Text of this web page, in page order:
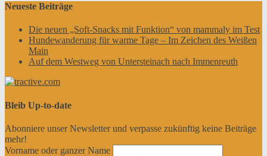
Neueste Beiträge
Die neuen „Soft-Snacks mit Funktion“ von mammaly im Test
Hundewanderung für warme Tage – Im Zeichen des Weißen
Main
Auf dem Westweg von Untersteinach nach Immenreuth
Bleib Up-to-date
Abonniere unser Newsletter und verpasse zukünftig keine Beiträge
mehr!
Vorname oder ganzer Name